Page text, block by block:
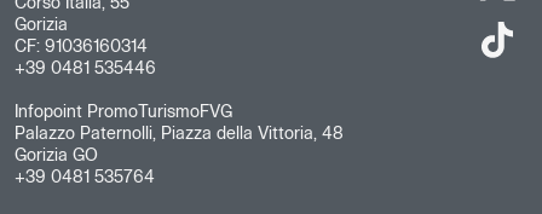
Corso Italia, 55
Gorizia
CF: 91036160314
+39 0481 535446
Infopoint PromoTurismoFVG
Palazzo Paternolli, Piazza della Vittoria, 48
Gorizia GO
+39 0481 535764